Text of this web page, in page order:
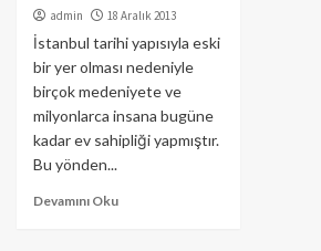
admin 18 Aralık 2013
İstanbul tarihi yapısıyla eski
bir yer olması nedeniyle
birçok medeniyete ve
milyonlarca insana bugüne
kadar ev sahipliği yapmıştır.
Bu yönden...
Devamını Oku